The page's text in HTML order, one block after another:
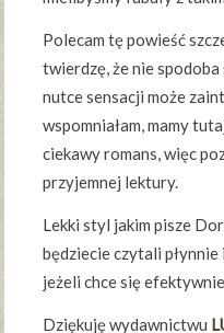
Polecam tę powieść
twierdzę, że nie
nutce sensacji może
wspomniałam, mamy
ciekawy romans, więc
przyjemnej lektury.
Lekki styl jakim pisze
będziecie czytali płynnie
jeżeli chce się
Dziękuję wydawnictwu